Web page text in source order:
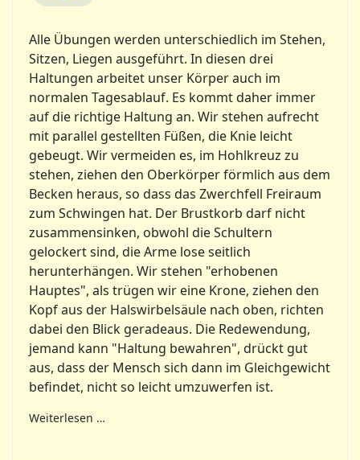
Alle Übungen werden unterschiedlich im Stehen,
Sitzen, Liegen ausgeführt. In diesen drei
Haltungen arbeitet unser Körper auch im
normalen Tagesablauf. Es kommt daher immer
auf die richtige Haltung an. Wir stehen aufrecht
mit parallel gestellten Füßen, die Knie leicht
gebeugt. Wir vermeiden es, im Hohlkreuz zu
stehen, ziehen den Oberkörper förmlich aus dem
Becken heraus, so dass das Zwerchfell Freiraum
zum Schwingen hat. Der Brustkorb darf nicht
zusammensinken, obwohl die Schultern
gelockert sind, die Arme lose seitlich
herunterhängen. Wir stehen "erhobenen
Hauptes", als trügen wir eine Krone, ziehen den
Kopf aus der Halswirbelsäule nach oben, rich­ten
dabei den Blick geradeaus. Die Rede­wendung,
jemand kann "Haltung bewahren", drückt gut
aus, dass der Mensch sich dann im Gleichgewicht
befindet, nicht so leicht umzuwerfen ist.
Weiterlesen …